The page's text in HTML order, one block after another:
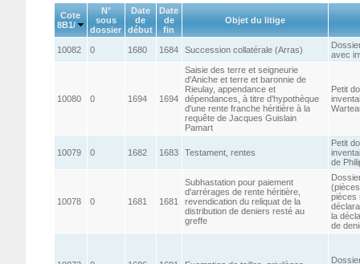
Cote
8B1/
N°
sous
dossier
Date
de
début
Date
de
fin
Objet du litige
10082 0 1680 1684 Succession collatérale (Arras)
avec
10080 0 1694 1694
Saisie des terre et seigneurie
d'Aniche et terre et baronnie de
Rieulay, appendance et
dépendances, à titre d'hypothèque
d'une rente franche héritière à la
requête de Jacques Guislain
Pamart
Petit
10079 0 1682 1683 Testament, rentes
Petit
de
10078 0 1681 1681
Subhastation pour paiement
d'arrérages de rente héritière,
revendication du reliquat de la
distribution de deniers resté au
greffe
pièces
la
de